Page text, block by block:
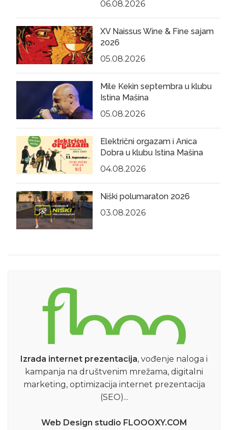
06.08.2026
XV Naissus Wine & Fine sajam
2026
05.08.2026
Mile Kekin septembra u klubu
Istina Mašina
05.08.2026
Električni orgazam i Anica
Dobra u klubu Istina Mašina
04.08.2026
Niški polumaraton 2026
03.08.2026
Izrada internet prezentacija, vođenje naloga i
kampanja na društvenim mrežama, digitalni
marketing, optimizacija internet prezentacija
(SEO)...
Web Design studio FLOOOXY.COM